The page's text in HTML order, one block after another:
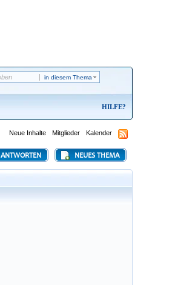
in diesem Thema
HILFE
Neue Inhalte Mitglieder Kalender
NEUES THEMA
ANTWORTEN